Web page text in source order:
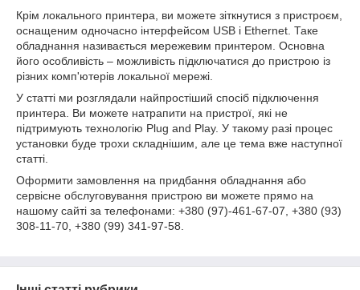
Крім локального принтера, ви можете зіткнутися з пристроєм,
оснащеним одночасно інтерфейсом USB і Ethernet. Таке
обладнання називається мережевим принтером. Основна
його особливість – можливість підключатися до пристрою із
різних комп'ютерів локальної мережі.
У статті ми розглядали найпростіший спосіб підключення
принтера. Ви можете натрапити на пристрої, які не
підтримують технологію Plug and Play. У такому разі процес
установки буде трохи складнішим, але це тема вже наступної
статті.
Оформити замовлення на придбання обладнання або
сервісне обслуговування пристрою ви можете прямо на
нашому сайті за телефонами: +380 (97)-461-67-07, +380 (93)
308-11-70, +380 (99) 341-97-58.